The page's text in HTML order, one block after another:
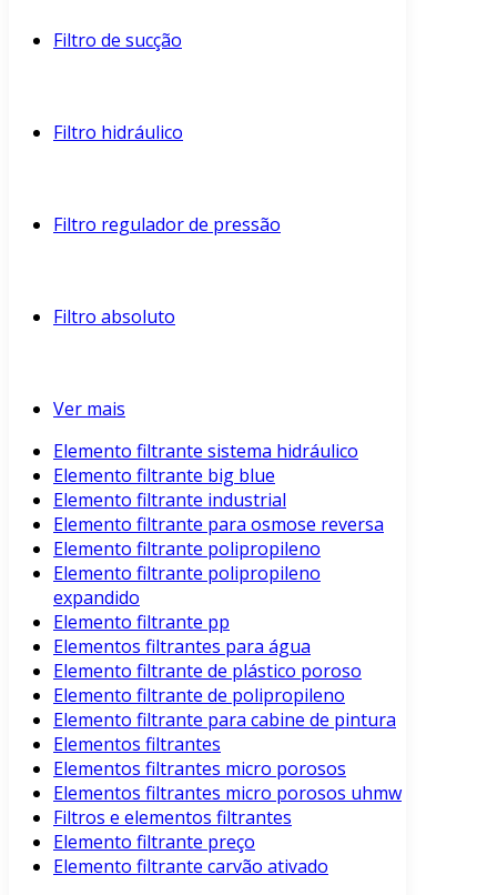
Filtro de sucção
Filtro hidráulico
Filtro regulador de pressão
Filtro absoluto
Ver mais
Elemento filtrante sistema hidráulico
Elemento filtrante big blue
Elemento filtrante industrial
Elemento filtrante para osmose reversa
Elemento filtrante polipropileno
Elemento filtrante polipropileno
expandido
Elemento filtrante pp
Elementos filtrantes para água
Elemento filtrante de plástico poroso
Elemento filtrante de polipropileno
Elemento filtrante para cabine de pintura
Elementos filtrantes
Elementos filtrantes micro porosos
Elementos filtrantes micro porosos uhmw
Filtros e elementos filtrantes
Elemento filtrante preço
Elemento filtrante carvão ativado